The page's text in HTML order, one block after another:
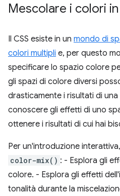
Mescolare i colori in
Il CSS esiste in un mondo di
colori multipli e, per questo
specificare lo spazio colore
gli spazi di colore diversi
drasticamente i risultati di
conoscere gli effetti di uno
ottenere i risultati di cui hai
Per un'introduzione
color-mix() : - Esplora gli
colore. - Esplora gli effetti
tonalità durante la